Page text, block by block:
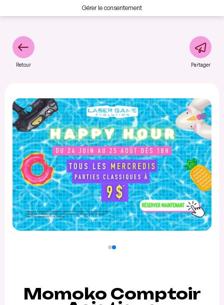
Gérer le consentement
Retour Partager
Momoko Comptoir